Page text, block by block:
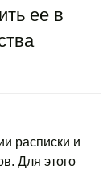
ее в
расписки и
Для этого